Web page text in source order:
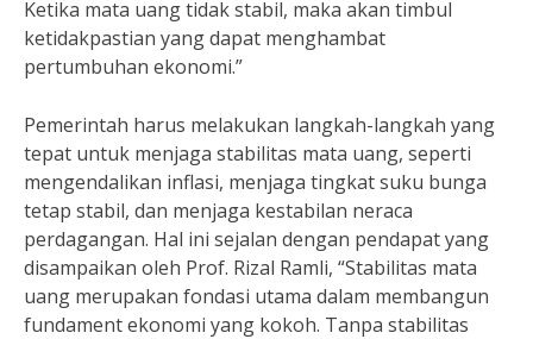
Ketika mata uang tidak stabil, maka akan timbul
ketidakpastian yang dapat menghambat
pertumbuhan ekonomi.”
Pemerintah harus melakukan langkah-langkah yang
tepat untuk menjaga stabilitas mata uang, seperti
mengendalikan inflasi, menjaga tingkat suku bunga
tetap stabil, dan menjaga kestabilan neraca
perdagangan. Hal ini sejalan dengan pendapat yang
disampaikan oleh Prof. Rizal Ramli, “Stabilitas mata
uang merupakan fondasi utama dalam membangun
fundament ekonomi yang kokoh. Tanpa stabilitas